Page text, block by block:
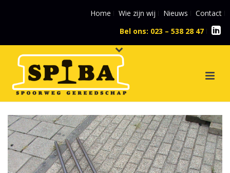
Home Wie zijn wij Nieuws
Contact
Bel ons: 023 – 538 28 47